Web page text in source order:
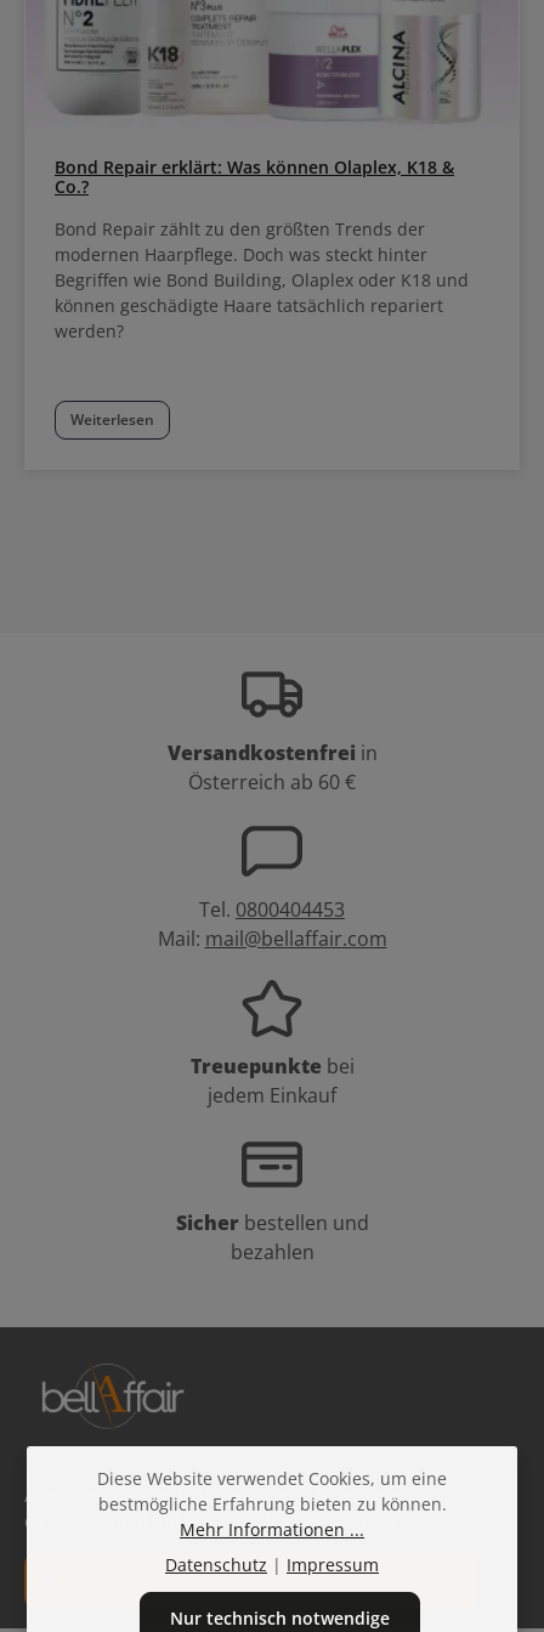
Bond Repair erklärt: Was können Olaplex, K18 &
Co.?
Bond Repair zählt zu den größten Trends der
modernen Haarpflege. Doch was steckt hinter
Begriffen wie Bond Building, Olaplex oder K18 und
können geschädigte Haare tatsächlich repariert
werden?
Weiterlesen
Versandkostenfrei in
Österreich ab 60 €
Tel. 0800404453
Mail: mail@bellaffair.com
Treuepunkte bei
jedem Einkauf
Sicher bestellen und
bezahlen
Abonniere den kostenlosen Beauty-Newsletter und sichere
dir 10 % Rabatt auf deine nächste Bestellung!
E-Mail-Adresse*
Diese Website verwendet Cookies, um eine
bestmögliche Erfahrung bieten zu können.
Mehr Informationen ...
Datenschutz | Impressum
Nur technisch notwendige